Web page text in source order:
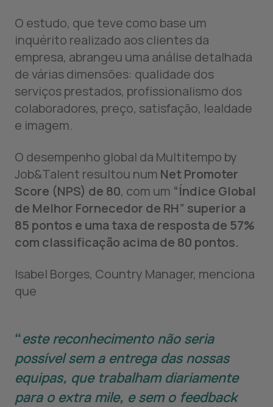
O estudo, que teve como base um
inquérito realizado aos clientes da
empresa, abrangeu uma análise detalhada
de várias dimensões: qualidade dos
serviços prestados, profissionalismo dos
colaboradores, preço, satisfação, lealdade
e imagem.
O desempenho global da Multitempo by
Job&Talent resultou num Net Promoter
Score (NPS) de 80, com um “Índice Global
de Melhor Fornecedor de RH” superior a
85 pontos e uma taxa de resposta de 57%
com classificação acima de 80 pontos.
Isabel Borges, Country Manager, menciona
que
este reconhecimento não seria
possível sem a entrega das nossas
equipas, que trabalham diariamente
para o extra mile, e sem o feedback